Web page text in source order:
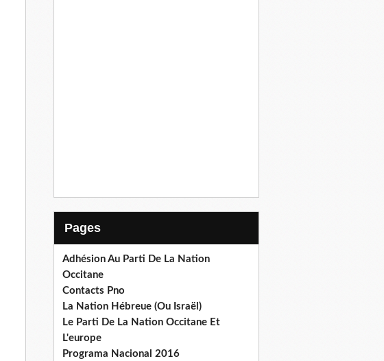
Pages
Adhésion Au Parti De La Nation
Occitane
Contacts Pno
La Nation Hébreue (Ou Israël)
Le Parti De La Nation Occitane Et
L'europe
Programa Nacional 2016